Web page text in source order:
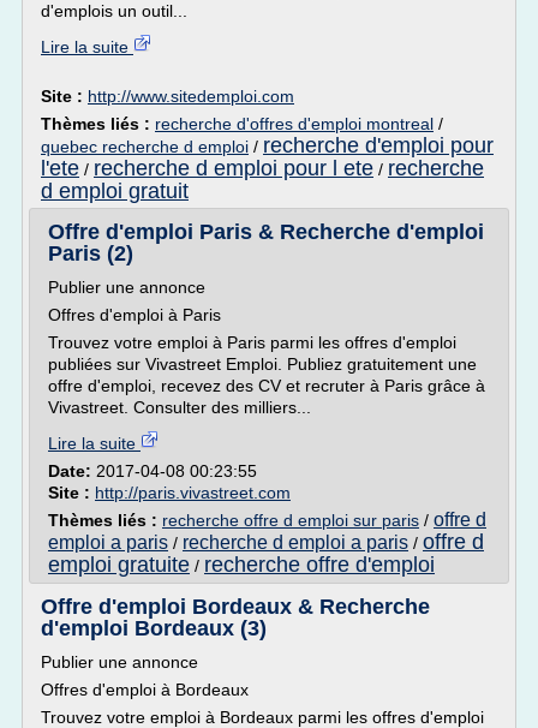
d'emplois un outil...
Lire la suite
Site : http://www.sitedemploi.com
Thèmes liés : recherche d'offres d'emploi montreal /
quebec recherche d emploi / recherche d'emploi pour
l'ete / recherche d emploi pour l ete / recherche
d emploi gratuit
Offre d'emploi Paris & Recherche d'emploi
Paris (2)
Publier une annonce
Offres d'emploi à Paris
Trouvez votre emploi à Paris parmi les offres d'emploi
publiées sur Vivastreet Emploi. Publiez gratuitement une
offre d'emploi, recevez des CV et recruter à Paris grâce à
Vivastreet. Consulter des milliers...
Lire la suite
Date: 2017-04-08 00:23:55
Site : http://paris.vivastreet.com
Thèmes liés : recherche offre d emploi sur paris / offre d
emploi a paris / recherche d emploi a paris / offre d
emploi gratuite / recherche offre d'emploi
Offre d'emploi Bordeaux & Recherche
d'emploi Bordeaux (3)
Publier une annonce
Offres d'emploi à Bordeaux
Trouvez votre emploi à Bordeaux parmi les offres d'emploi